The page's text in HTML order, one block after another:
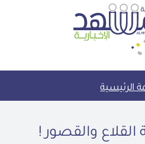
الرئيسية
القلاع والقصور !